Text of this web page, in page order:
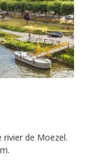
de Moezel.